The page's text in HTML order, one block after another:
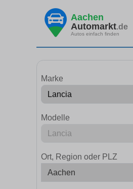
Aachen
Automarkt.de
Autos einfach finden
Marke
Modelle
Ort, Region oder PLZ